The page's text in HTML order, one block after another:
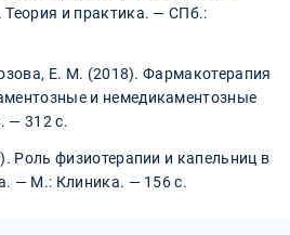
Теория и практика. — СПб.:
Е. М. (2018). Фармакотерапия
и немедикаментозные
— 312 с.
Роль физиотерапии и капельниц в
— М.: Клиника. — 156 с.